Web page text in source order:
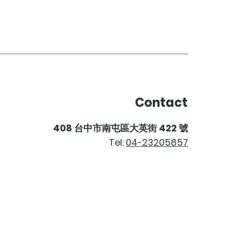
Contact
408 台中市南屯區大英街422 號
Tel: 04-23205857